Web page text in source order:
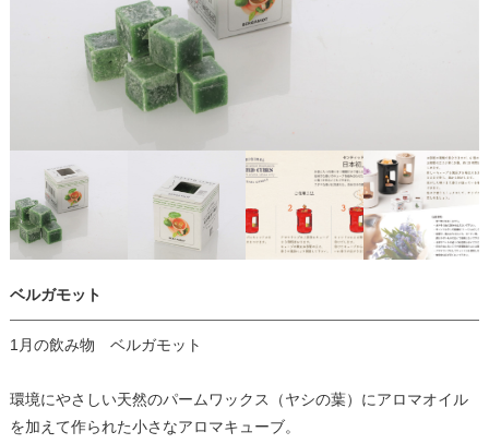
ベルガモット
1月の飲み物 ベルガモット
環境にやさしい天然のパームワックス（ヤシの葉）にアロマオイル
を加えて作られた小さなアロマキューブ。